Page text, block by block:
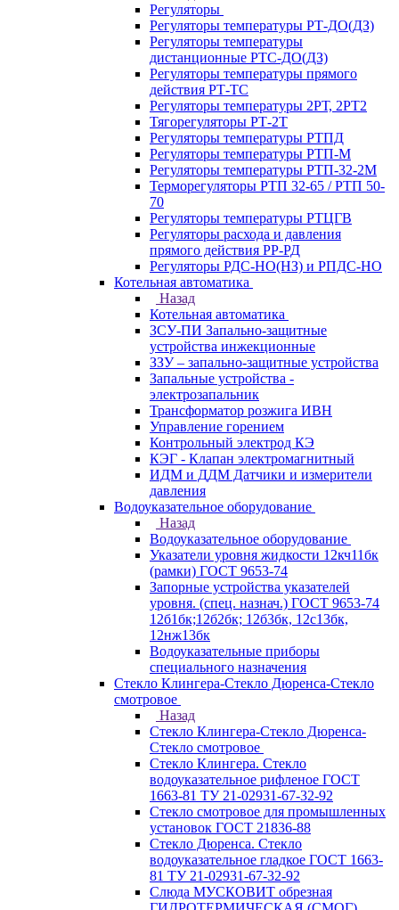
Регуляторы
Регуляторы температуры РТ-ДО(ДЗ)
Регуляторы температуры
дистанционные РТС-ДО(ДЗ)
Регуляторы температуры прямого
действия РТ-ТС
Регуляторы температуры 2РТ, 2РT2
Тягорегуляторы РТ-2Т
Регуляторы температуры РТПД
Регуляторы температуры РТП-M
Регуляторы температуры РТП-32-2М
Терморегуляторы РТП 32-65 / РТП 50-
70
Регуляторы температуры РТЦГВ
Регуляторы расхода и давления
прямого действия РР-РД
Регуляторы РДС-НО(НЗ) и РПДС-НО
Котельная автоматика
Назад
Котельная автоматика
ЗСУ-ПИ Запально-защитные
устройства инжекционные
ЗЗУ – запально-защитные устройства
Запальные устройства -
электрозапальник
Трансформатор розжига ИВН
Управление горением
Контрольный электрод КЭ
КЭГ - Клапан электромагнитный
ИДМ и ДДМ Датчики и измерители
давления
Водоуказательное оборудование
Назад
Водоуказательное оборудование
Указатели уровня жидкости 12кч11бк
(рамки) ГОСТ 9653-74
Запорные устройства указателей
уровня. (спец. назнач.) ГОСТ 9653-74
12б1бк;12б2бк; 12б3бк, 12с13бк,
12нж13бк
Водоуказательные приборы
специального назначения
Стекло Клингера-Стекло Дюренса-Стекло
смотровое
Назад
Стекло Клингера-Стекло Дюренса-
Стекло смотровое
Стекло Клингера. Стекло
водоуказательное рифленое ГОСТ
1663-81 ТУ 21-02931-67-32-92
Стекло смотровое для промышленных
установок ГОСТ 21836-88
Стекло Дюренса. Стекло
водоуказательное гладкое ГОСТ 1663-
81 ТУ 21-02931-67-32-92
Слюда МУСКОВИТ обрезная